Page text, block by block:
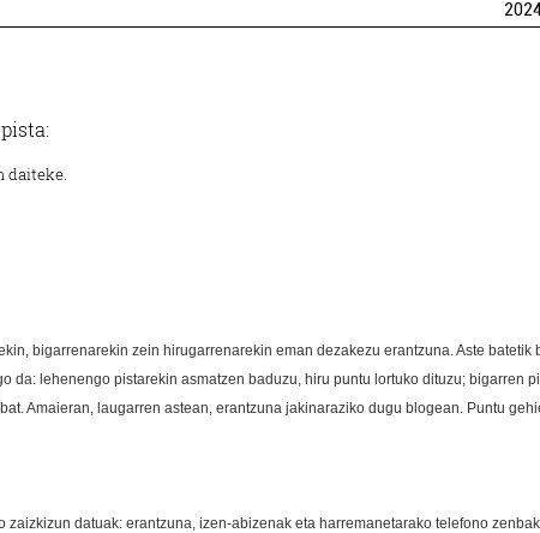
daiteke.
bigarrenarekin zein hirugarrenarekin eman dezakezu erantzuna. Aste batetik
da: lehenengo pistarekin asmatzen baduzu, hiru puntu lortuko dituzu; bigarren
Amaieran, laugarren astean, erantzuna jakinaraziko dugu blogean. Puntu
zaizkizun datuak: erantzuna, izen-abizenak eta harremanetarako telefono